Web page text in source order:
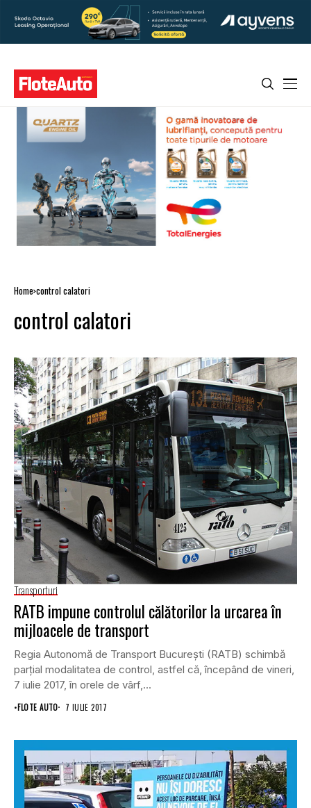
Home control calatori
control calatori
Transporturi
RATB impune controlul călătorilor la urcarea în
mijloacele de transport
Regia Autonomă de Transport Bucureşti (RATB) schimbă
parţial modalitatea de control, astfel că, începând de vineri,
7 iulie 2017, în orele de vârf,...
•FLOTE AUTO 7 IULIE 2017